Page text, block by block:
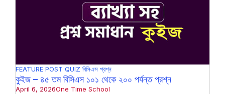
FEATURE POST QUIZ বিসিএস প্রশ্ন
কুইজ – ৪৫ তম বিসিএস ১০১ থেকে ২০০ পর্যন্ত প্রশ্ন
April 6, 2026One Time School